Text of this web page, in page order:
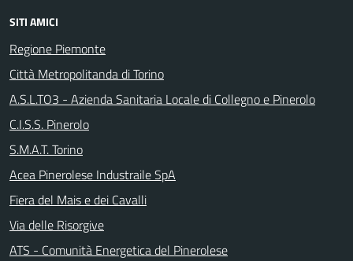
SITI AMICI
Regione Piemonte
Città Metropolitanda di Torino
A.S.L.TO3 - Azienda Sanitaria Locale di Collegno e Pinerolo
C.I.S.S. Pinerolo
S.M.A.T. Torino
Acea Pinerolese Industraile SpA
Fiera del Mais e dei Cavalli
Via delle Risorgive
ATS - Comunità Energetica del Pinerolese